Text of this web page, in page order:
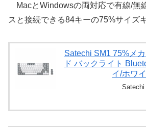
MacとWindowsの両対応で有線/無
スと接続できる84キーの75%サイズ
Satechi SM1 75%メ
ド バックライト
イ/ホワ
Satechi